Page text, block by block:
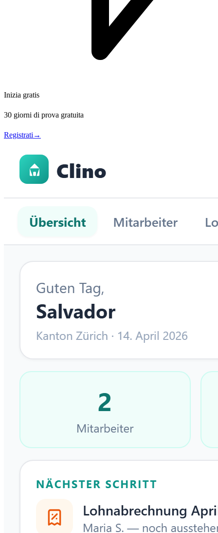
Inizia gratis
30 giorni di prova gratuita
Registrati →